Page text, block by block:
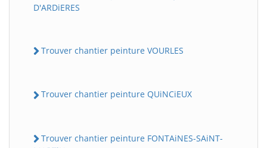
D'ARDiERES
Trouver chantier peinture VOURLES
Trouver chantier peinture QUiNCiEUX
Trouver chantier peinture FONTAiNES-SAiNT-